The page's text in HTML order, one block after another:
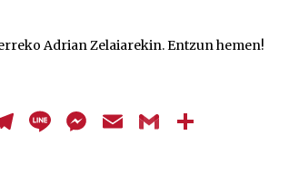
Adrian Zelaiarekin. Entzun hemen!
Telegram
LineMessenger
EmailGmail